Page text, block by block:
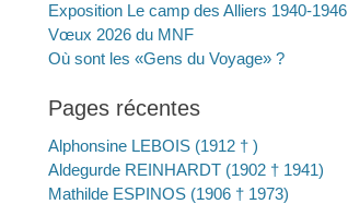
Exposition Le camp des Alliers 1940-1946
Vœux 2026 du MNF
Où sont les «Gens du Voyage» ?
Pages récentes
Alphonsine LEBOIS (1912 † )
Aldegurde REINHARDT (1902 † 1941)
Mathilde ESPINOS (1906 † 1973)